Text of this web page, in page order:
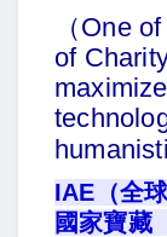
（One
of
IAE（全
國家寶藏